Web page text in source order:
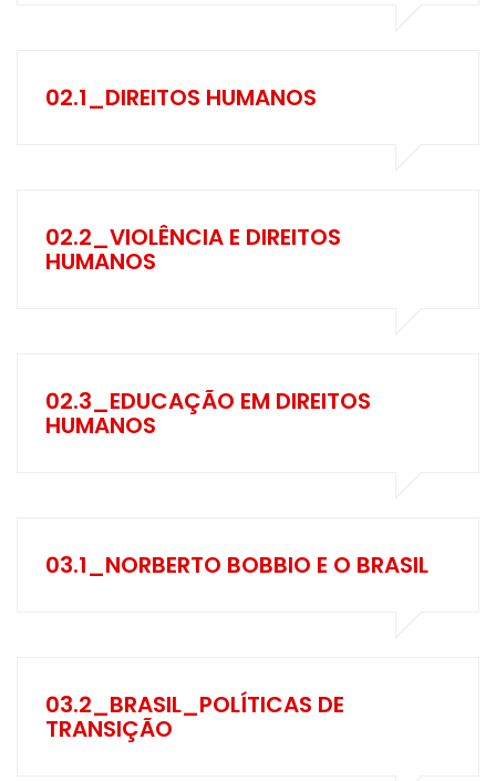
02.1_DIREITOS HUMANOS
02.2_VIOLÊNCIA E DIREITOS
HUMANOS
02.3_EDUCAÇÃO EM DIREITOS
HUMANOS
03.1_NORBERTO BOBBIO E O BRASIL
03.2_BRASIL_POLÍTICAS DE
TRANSIÇÃO